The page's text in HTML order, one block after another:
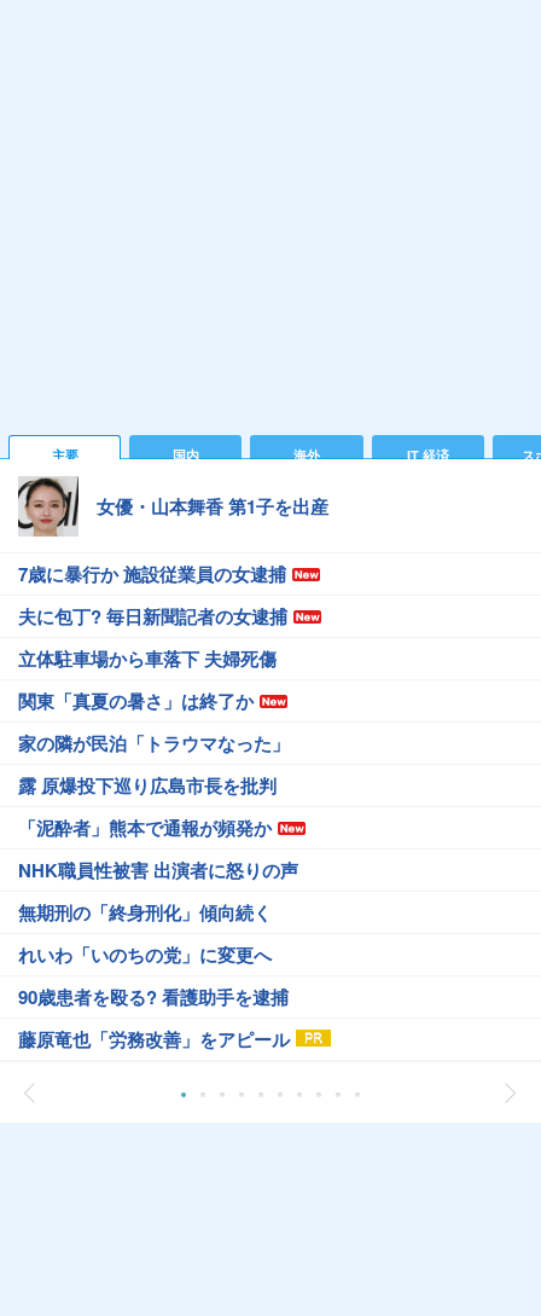
主要 国内 海外 IT 経済 ス
女優・山本舞香 第1子を出産
7歳に暴行か 施設従業員の女逮捕
夫に包丁? 毎日新聞記者の女逮捕
立体駐車場から車落下 夫婦死傷
関東「真夏の暑さ」は終了か
家の隣が民泊「トラウマなった」
露 原爆投下巡り広島市長を批判
「泥酔者」熊本で通報が頻発か
NHK職員性被害 出演者に怒りの声
無期刑の「終身刑化」傾向続く
れいわ「いのちの党」に変更へ
90歳患者を殴る? 看護助手を逮捕
藤原竜也「労務改善」をアピール